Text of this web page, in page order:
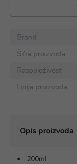
Brand
Šifra proizvoda
Raspoloživost
Linija proizvoda
Opis proizvoda
200ml